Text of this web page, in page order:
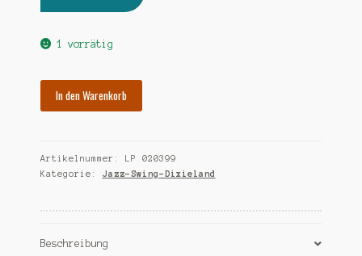
1 vorrätig
a
kind-
Menge
In den Warenkorb
Artikelnummer: LP 020399
Kategorie: Jazz-Swing-Dixieland
Beschreibung